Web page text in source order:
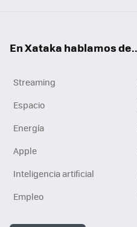
En Xataka hablamos
Streaming
Espacio
Energía
Apple
Inteligencia artificial
Empleo